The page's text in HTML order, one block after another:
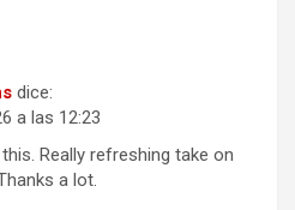
dice:
a las 12:23
Really refreshing take on
a lot.